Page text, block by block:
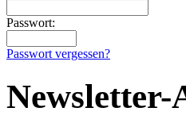
Passwort:
Passwort vergessen?
Newsletter-